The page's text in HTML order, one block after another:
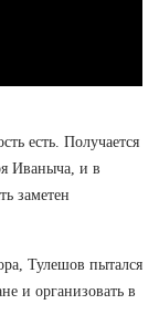
есть. Получается
Иваныча, и в
заметен
Тулешов пытался
и организовать в